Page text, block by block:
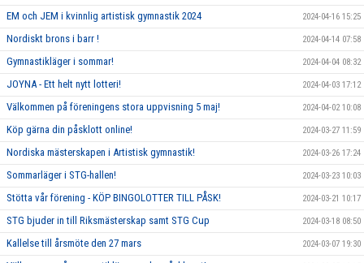
EM och JEM i kvinnlig artistisk gymnastik 2024 2024-04-16 15:25
Nordiskt brons i barr ! 2024-04-14 07:58
Gymnastikläger i sommar! 2024-04-04 08:32
JOYNA - Ett helt nytt lotteri! 2024-04-03 17:12
Välkommen på föreningens stora uppvisning 5 maj! 2024-04-02 10:08
Köp gärna din påsklott online! 2024-03-27 11:59
Nordiska mästerskapen i Artistisk gymnastik! 2024-03-26 17:24
Sommarläger i STG-hallen! 2024-03-23 10:03
Stötta vår förening - KÖP BINGOLOTTER TILL PÅSK! 2024-03-21 10:17
STG bjuder in till Riksmästerskap samt STG Cup 2024-03-18 08:50
Kallelse till årsmöte den 27 mars 2024-03-07 19:30